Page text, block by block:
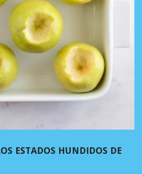
ESTADOS HUNDIDOS DE